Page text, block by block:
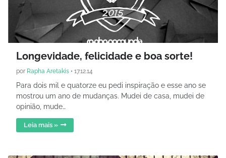
Longevidade, felicidade e boa sorte!
por Rapha Aretakis • 17.12.14
Para dois mil e quatorze eu pedi inspiração e esse ano se
mostrou um ano de mudanças. Mudei de casa, mudei de
opinião, mude…
Leia mais »